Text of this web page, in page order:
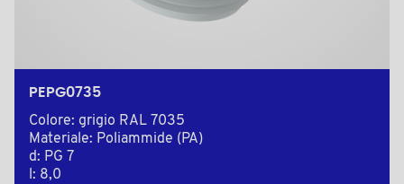
PEPG0735
Colore: grigio RAL 7035
Materiale: Poliammide (PA)
d: PG 7
l: 8,0